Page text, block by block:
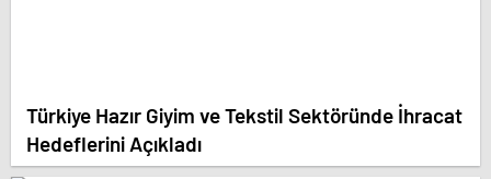
Türkiye Hazır Giyim ve Tekstil Sektöründe İhracat
Hedeflerini Açıkladı